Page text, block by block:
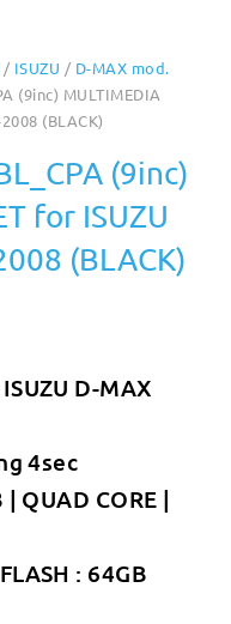
/ ISUZU / D-MAX mod.
(9inc) MULTIMEDIA
(BLACK)
(9inc)
for ISUZU
(BLACK)
D-MAX
4sec
QUAD CORE |
: 64GB